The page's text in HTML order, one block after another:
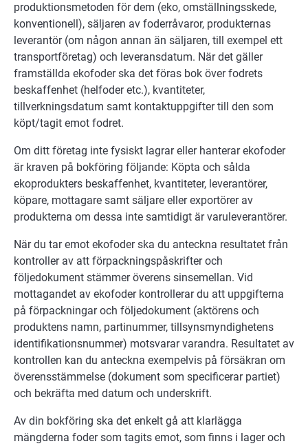
produktionsmetoden för dem (eko, omställningsskede,
konventionell), säljaren av foderråvaror, produkternas
leverantör (om någon annan än säljaren, till exempel ett
transportföretag) och leveransdatum. När det gäller
framställda ekofoder ska det föras bok över fodrets
beskaffenhet (helfoder etc.), kvantiteter,
tillverkningsdatum samt kontaktuppgifter till den som
köpt/tagit emot fodret.
Om ditt företag inte fysiskt lagrar eller hanterar ekofoder
är kraven på bokföring följande: Köpta och sålda
ekoprodukters beskaffenhet, kvantiteter, leverantörer,
köpare, mottagare samt säljare eller exportörer av
produkterna om dessa inte samtidigt är varuleverantörer.
När du tar emot ekofoder ska du anteckna resultatet från
kontroller av att förpackningspåskrifter och
följedokument stämmer överens sinsemellan. Vid
mottagandet av ekofoder kontrollerar du att uppgifterna
på förpackningar och följedokument (aktörens och
produktens namn, partinummer, tillsynsmyndighetens
identifikationsnummer) motsvarar varandra. Resultatet av
kontrollen kan du anteckna exempelvis på försäkran om
överensstämmelse (dokument som specificerar partiet)
och bekräfta med datum och underskrift.
Av din bokföring ska det enkelt gå att klarlägga
mängderna foder som tagits emot, som finns i lager och